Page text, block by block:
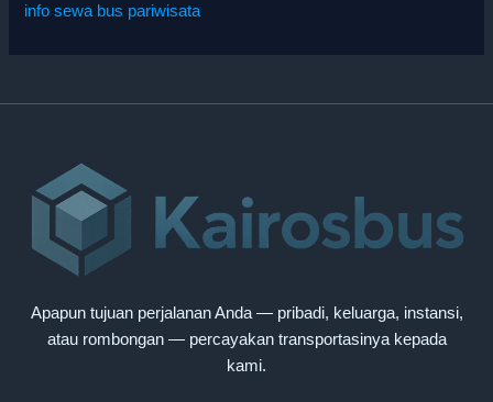
info sewa bus pariwisata
Apapun tujuan perjalanan Anda — pribadi, keluarga, instansi,
atau rombongan — percayakan transportasinya kepada
kami.